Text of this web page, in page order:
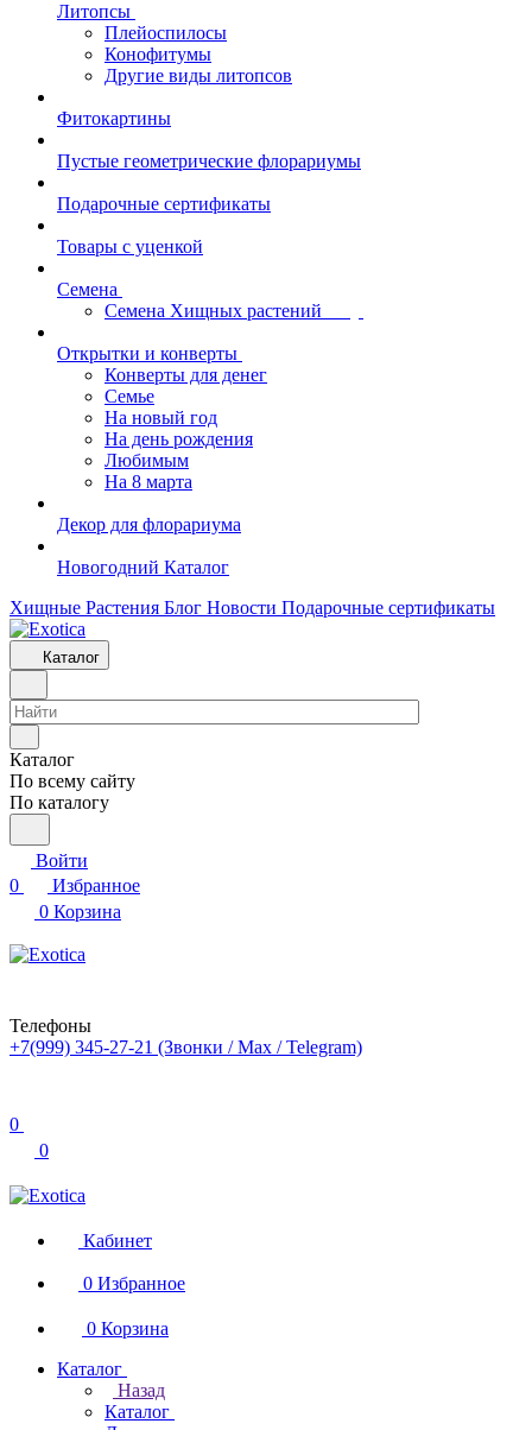
Литопсы
Плейоспилосы
Конофитумы
Другие виды литопсов
Фитокартины
Пустые геометрические флорариумы
Подарочные сертификаты
Товары с уценкой
Семена
Семена Хищных растений
Открытки и конверты
Конверты для денег
Семье
На новый год
На день рождения
Любимым
На 8 марта
Декор для флорариума
Новогодний Каталог
Хищные Растения Блог Новости Подарочные сертификаты
Каталог
Каталог
По всему сайту
По каталогу
Войти
0
Избранное
0 Корзина
Телефоны
+7(999) 345-27-21 (Звонки / Max / Telegram)
0
0
Кабинет
0 Избранное
0 Корзина
Каталог
Назад
Каталог